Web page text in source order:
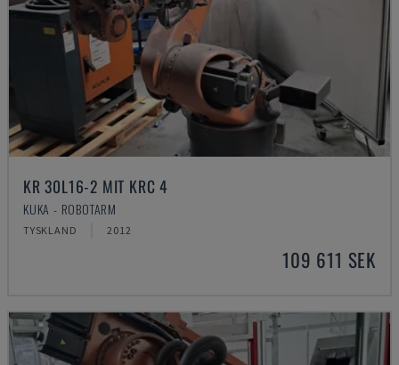
KR 30L16-2 MIT KRC 4
KUKA - ROBOTARM
TYSKLAND 2012
109 611 SEK